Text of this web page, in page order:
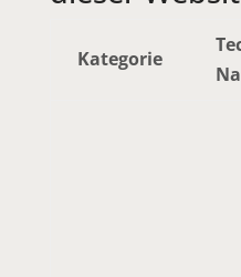
Kategorie